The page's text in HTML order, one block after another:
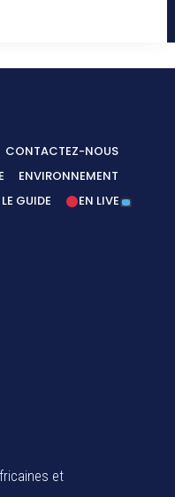
CONTACTEZ-NOUS
ENVIRONNEMENT
LE GUIDE
EN LIVE
et